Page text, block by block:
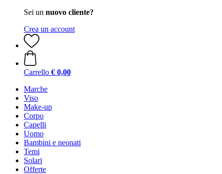
Sei un nuovo cliente?
Crea un account
Carrello € 0,00
Marche
Viso
Make-up
Corpo
Capelli
Uomo
Bambini e neonati
Temi
Solari
Offerte